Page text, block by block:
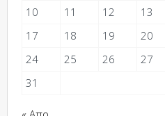
10
11 12 13
17
18 19 20
24
25 26 27
31